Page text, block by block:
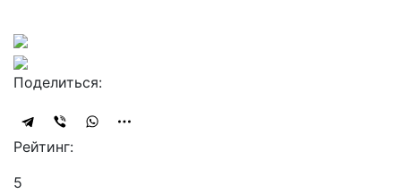
Поделиться:
Рейтинг:
5